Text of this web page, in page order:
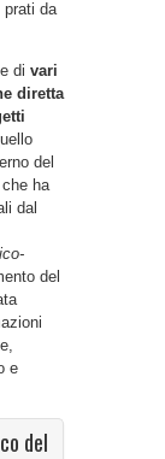
prati da
di vari
diretta
del
che ha
dal
del
e
del